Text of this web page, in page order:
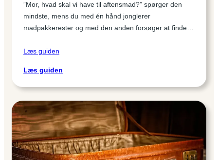
”Mor, hvad skal vi have til aftensmad?” spørger den
mindste, mens du med én hånd jonglerer
madpakkerester og med den anden forsøger at finde…
Læs guiden
Læs guiden
mad
i
børnehøjde:
Hurtige
hverdagsretter
hele
familien